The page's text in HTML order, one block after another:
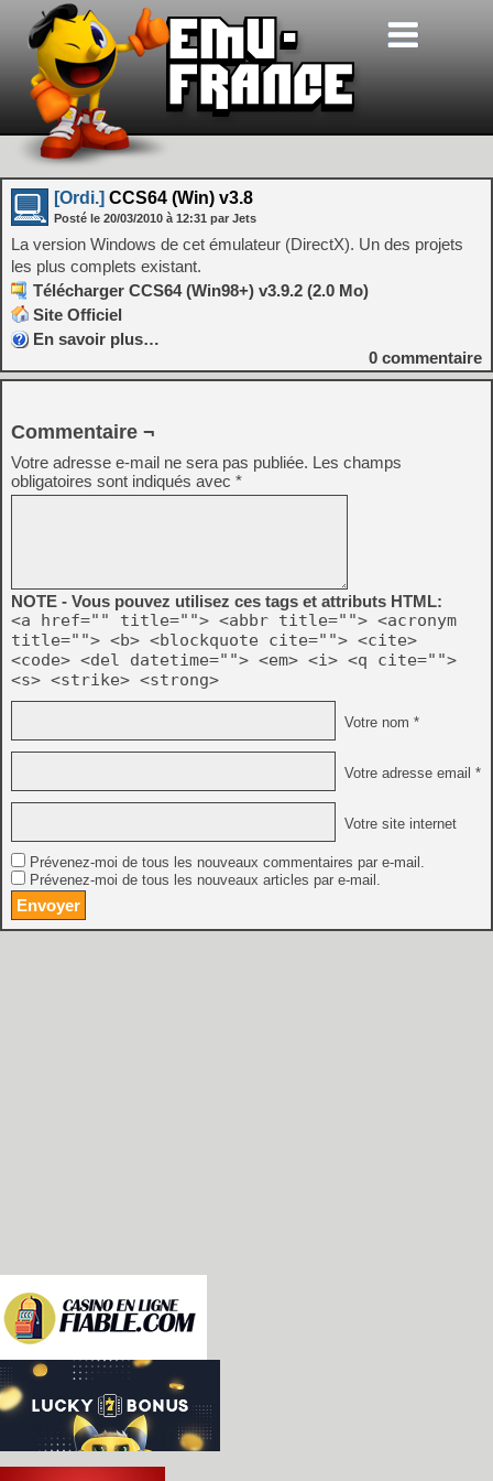
[Ordi.] CCS64 (Win) v3.8
Posté le 20/03/2010 à 12:31 par Jets
La version Windows de cet émulateur (DirectX). Un des projets
les plus complets existant.
Télécharger CCS64 (Win98+) v3.9.2 (2.0 Mo)
Site Officiel
En savoir plus…
0 commentaire
Commentaire ¬
Votre adresse e-mail ne sera pas publiée. Les champs
obligatoires sont indiqués avec *
NOTE - Vous pouvez utilisez ces tags et attributs HTML:
<a href="" title=""> <abbr title=""> <acronym
title=""> <b> <blockquote cite=""> <cite>
<code> <del datetime=""> <em> <i> <q cite="">
<s> <strike> <strong>
Votre nom *
Votre adresse email *
Votre site internet
Prévenez-moi de tous les nouveaux commentaires par e-mail.
Prévenez-moi de tous les nouveaux articles par e-mail.